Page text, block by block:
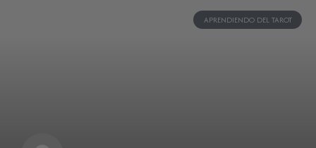
APRENDIENDO DEL TAROT